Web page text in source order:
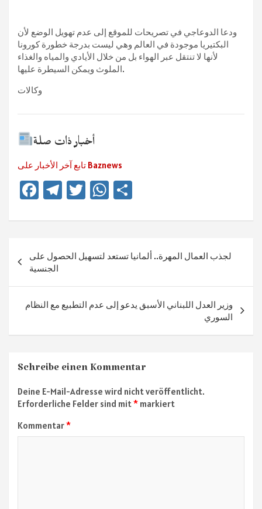
ودعا الدوعاجي في تصريحات للموقع إلى عدم تهويل الوضع لأن
البكتيريا موجودة في العالم وهي ليست بدرجة خطورة كورونا
لأنها لا تنتقل عبر الهواء بل من خلال الأيادي والمياه والغذاء
الملوث ويمكن السيطرة عليها.
وكالات
أخبار ذات صلة
تابع آخر الأخبار على Baznews
Fa
b
ok
Te
gr
m
T
tt
W
at
p
p
n
لجذب العمال المهرة.. ألمانيا تستعد لتسهيل الحصول على
الجنسية
وزير العدل اللبناني الأسبق يدعو إلى عدم التطبيع مع النظام
السوري
Schreibe einen Kommentar
Deine E-Mail-Adresse wird nicht veröffentlicht.
Erforderliche Felder sind mit* markiert
Kommentar*